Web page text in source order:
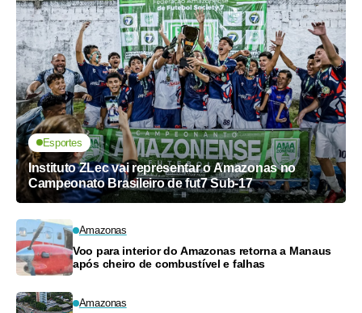
Esportes
Instituto ZLec vai representar o Amazonas no
Campeonato Brasileiro de fut7 Sub-17
Amazonas
Voo para interior do Amazonas retorna a Manaus
após cheiro de combustível e falhas
Amazonas